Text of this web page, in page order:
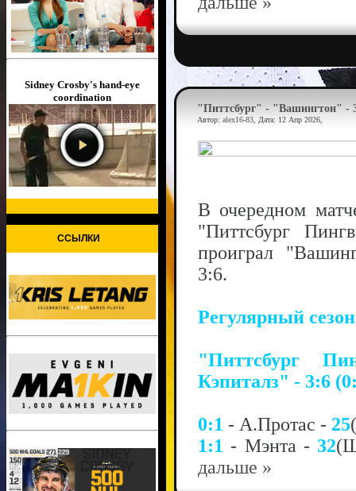
Sidney Crosby's hand-eye
coordination
ССЫЛКИ
"Питтсбург" - "Вашингтон" -
Автор: alex16-83, Дата: 12 Апр 2026,
В очередном
"Питтсбург
проиграл
3:6.
Регулярный
"Питтсбург
Кэпиталз" - 3:6
0:1 - А.Протас - 25
1:1 - Мэнта - 32
дальше »